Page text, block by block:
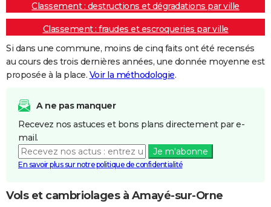
Classement : destructions et dégradations par ville
Classement : fraudes et escroqueries par ville
Si dans une commune, moins de cinq faits ont été recensés
au cours des trois dernières années, une donnée moyenne est
proposée à la place. Voir la méthodologie.
A ne pas manquer
Recevez nos astuces et bons plans directement par e-
mail.
Je m'abonne
En savoir plus sur notre politique de confidentialité
Vols et cambriolages à Amayé-sur-Orne